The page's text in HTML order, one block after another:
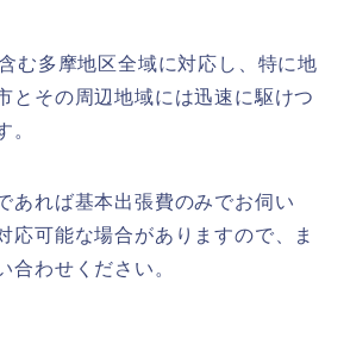
む多摩地区全域に対応し、特に地
とその周辺地域には迅速に駆けつ
。
あれば基本出張費のみでお伺い
応可能な場合がありますので、ま
合わせください。